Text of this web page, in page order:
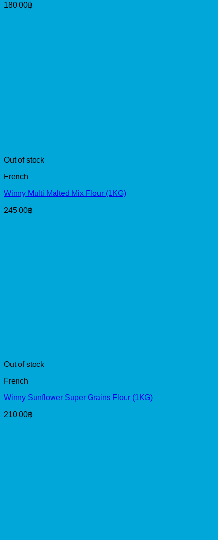
180.00฿
Out of stock
French
Winny Multi Malted Mix Flour (1KG)
245.00฿
Out of stock
French
Winny Sunflower Super Grains Flour (1KG)
210.00฿